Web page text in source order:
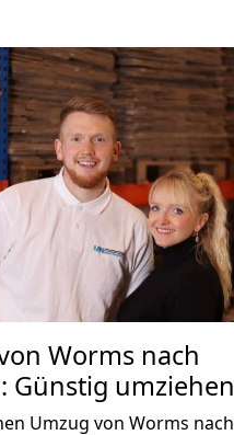
Worms nach
Günstig umziehen
Umzug von Worms nach